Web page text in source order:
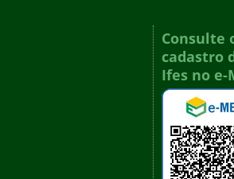
Consulte
cadastro
Ifes no e-